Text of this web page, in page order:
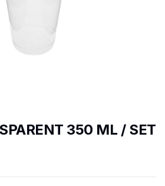
350 ML / SET